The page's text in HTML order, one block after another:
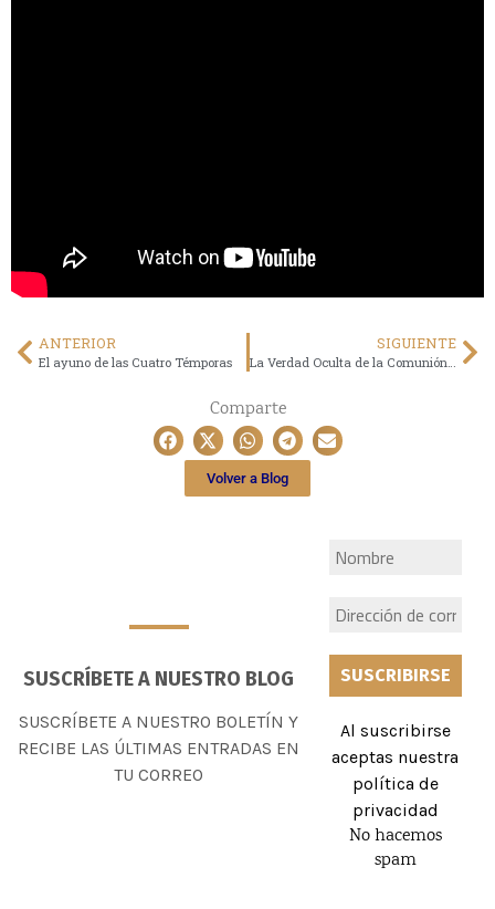
ANTERIOR
El ayuno de las Cuatro Témporas
SIGUIENTE
Comparte
Volver a Blog
SUSCRÍBETE A NUESTRO BLOG
SUSCRÍBETE A NUESTRO BOLETÍN Y
RECIBE LAS ÚLTIMAS ENTRADAS EN
TU CORREO
Al suscribirse
aceptas nuestra
política de
privacidad
No hacemos
spam